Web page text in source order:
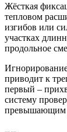
Жёсткая
тепловом
изгибов или
участках
продольное
приводит к
первый –
систему
превышающим